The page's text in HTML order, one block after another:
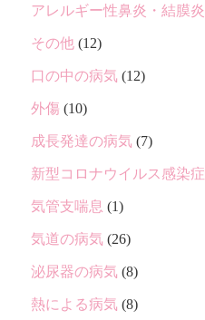
アレルギー性鼻炎・結膜炎
その他 (12)
口の中の病気 (12)
外傷 (10)
成長発達の病気 (7)
新型コロナウイルス感染症
気管支喘息 (1)
気道の病気 (26)
泌尿器の病気 (8)
熱による病気 (8)